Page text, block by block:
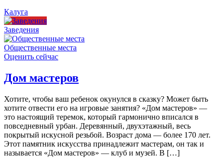
Калуга
Заведения
Общественные места
Оценить сейчас
Дом мастеров
Хотите, чтобы ваш ребенок окунулся в сказку? Может быть
хотите отвести его на игровые занятия? «Дом мастеров» —
это настоящий теремок, который гармонично вписался в
повседневный урбан. Деревянный, двухэтажный, весь
покрытый искусной резьбой. Возраст дома — более 170 лет.
Этот памятник искусства принадлежит мастерам, он так и
называется «Дом мастеров» — клуб и музей. В […]